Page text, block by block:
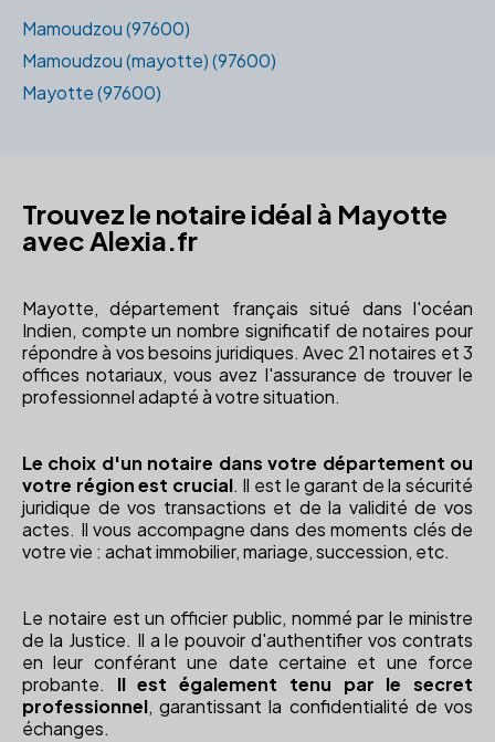
Mamoudzou (97600)
Mamoudzou (mayotte) (97600)
Mayotte (97600)
Trouvez le notaire idéal à Mayotte
avec Alexia.fr
Mayotte, département français situé dans l'océan
Indien, compte un nombre significatif de notaires pour
répondre à vos besoins juridiques. Avec 21 notaires et 3
offices notariaux, vous avez l'assurance de trouver le
professionnel adapté à votre situation.
Le choix d'un notaire dans votre département ou
votre région est crucial. Il est le garant de la sécurité
juridique de vos transactions et de la validité de vos
actes. Il vous accompagne dans des moments clés de
votre vie : achat immobilier, mariage, succession, etc.
Le notaire est un officier public, nommé par le ministre
de la Justice. Il a le pouvoir d'authentifier vos contrats
en leur conférant une date certaine et une force
probante. Il est également tenu par le secret
professionnel, garantissant la confidentialité de vos
échanges.